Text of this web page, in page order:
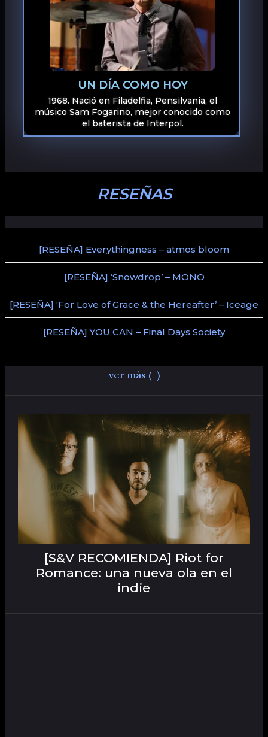
UN DÍA COMO HOY
1968. Nació en Filadelfia, Pensilvania, el
músico Sam Fogarino, mejor conocido como
el baterista de Interpol.
RESEÑAS
[RESEÑA] Everythingness – atmos bloom
[RESEÑA] ‘Snowdrop’ – MONO
[RESEÑA] ‘For Love of Grace & the Hereafter’ – Iceage
[RESEÑA] YOU CAN – Final Days Society
ver más (+)
[S&V RECOMIENDA] Riot for
Romance: una nueva ola en el
indie